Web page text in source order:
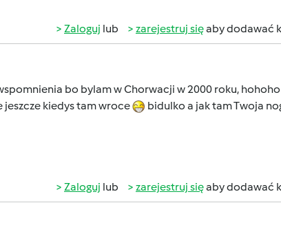
Zaloguj lub zarejestruj sięaby dodawać
bo bylam w Chorwacji w 2000 roku,
jeszcze kiedys tam wroce
bidulko a jak tam Twoja
Zaloguj lub zarejestruj sięaby dodawać